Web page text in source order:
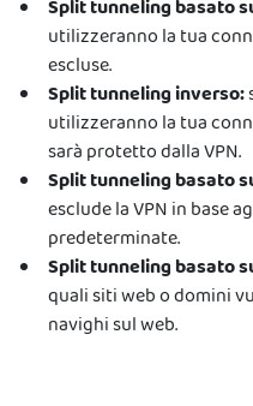
Split tunneling basato
utilizzeranno la tua
escluse.
Split tunneling inverso:
utilizzeranno la tua
sarà protetto dalla VPN.
Split tunneling basato
esclude la VPN in base
predeterminate.
Split tunneling basato
quali siti web o domini
navighi sul web.